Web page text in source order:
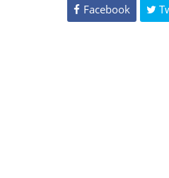
Facebook